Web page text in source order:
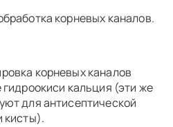
корневых каналов.
корневых каналов
кальция (эти же
для антисептической
кисты).